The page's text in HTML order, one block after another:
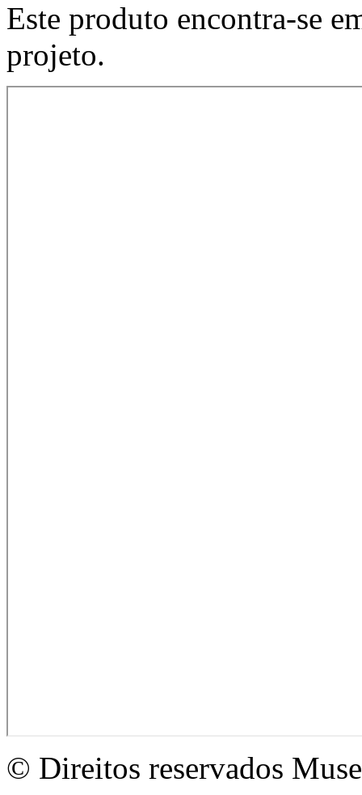
Este produto encontra-se
projeto.
© Direitos reservados